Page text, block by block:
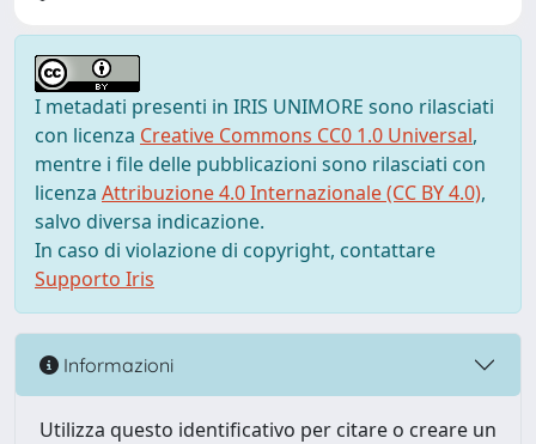
I metadati presenti in IRIS UNIMORE sono rilasciati
con licenza Creative Commons CC0 1.0 Universal,
mentre i file delle pubblicazioni sono rilasciati con
licenza Attribuzione 4.0 Internazionale (CC BY 4.0),
salvo diversa indicazione.
In caso di violazione di copyright, contattare
Supporto Iris
Informazioni
Utilizza questo identificativo per citare o creare un